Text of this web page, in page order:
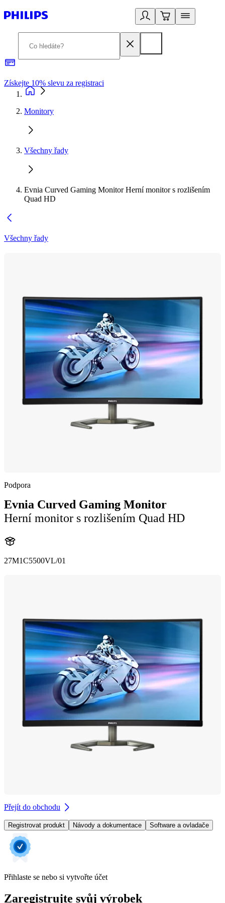
Získejte 10% slevu za registraci
Monitory
Všechny řady
Evnia Curved Gaming Monitor Herní monitor s rozlišením
Quad HD
Všechny řady
Podpora
Evnia Curved Gaming Monitor
Herní monitor s rozlišením Quad HD
27M1C5500VL/01
Přejít do obchodu
Registrovat produkt Návody a dokumentace Software a ovladače
Přihlaste se nebo si vytvořte účet
Zaregistrujte svůj výrobek